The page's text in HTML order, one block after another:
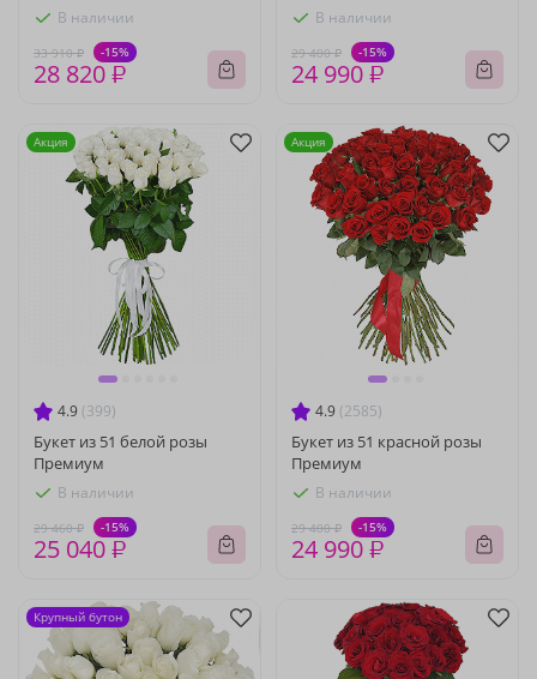
В наличии
33 910 ₽ -15%
28 820 ₽
В наличии
29 400 ₽ -15%
24 990 ₽
4.9 (399)
Букет из 51 белой розы
Премиум
В наличии
29 460 ₽ -15%
25 040 ₽
Акция
4.9 (2585)
Букет из 51 красной розы
Премиум
В наличии
29 400 ₽ -15%
24 990 ₽
Акция
Крупный бутон